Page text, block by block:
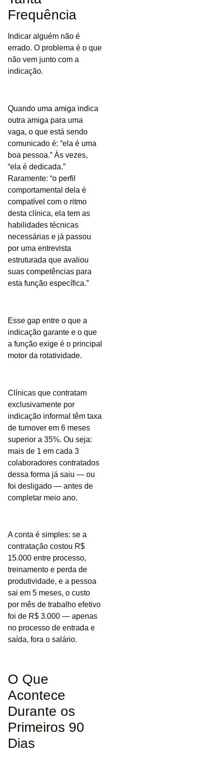
Frequência
Indicar alguém não é
errado. O problema é o que
não vem junto com a
indicação.
Quando uma amiga indica
outra amiga para uma
vaga, o que está sendo
comunicado é: “ela é uma
boa pessoa.” Às vezes,
“ela é dedicada.”
Raramente: “o perfil
comportamental dela é
compatível com o ritmo
desta clínica, ela tem as
habilidades técnicas
necessárias e já passou
por uma entrevista
estruturada que avaliou
suas competências para
esta função específica.”
Esse gap entre o que a
indicação garante e o que
a função exige é o principal
motor da rotatividade.
Clínicas que contratam
exclusivamente por
indicação informal têm taxa
de turnover em 6 meses
superior a 35%. Ou seja:
mais de 1 em cada 3
colaboradores contratados
dessa forma já saiu — ou
foi desligado — antes de
completar meio ano.
A conta é simples: se a
contratação costou R$
15.000 entre processo,
treinamento e perda de
produtividade, e a pessoa
sai em 5 meses, o custo
por mês de trabalho efetivo
foi de R$ 3.000 — apenas
no processo de entrada e
saída, fora o salário.
O Que
Acontece
Durante os
Primeiros 90
Dias